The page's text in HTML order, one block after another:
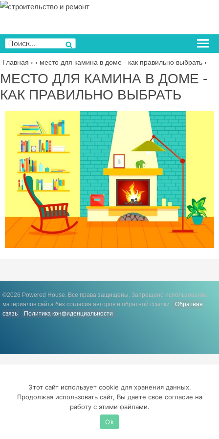
Перейти
содержимому
Искать:
Поиск
Главная › › место для камина в доме - как правильно выбрать ›
МЕСТО ДЛЯ КАМИНА В ДОМЕ -
КАК ПРАВИЛЬНО ВЫБРАТЬ
©2026 Powered House. Все права защищены. Запрещено использование
материалов сайта без согласия авторов и обратной ссылки.
Обратная
связь
Политика конфиденциальности
Этот сайт использует cookie для хранения данных.
Продолжая использовать сайт, Вы даете свое согласие на
работу с этими файлами.
Ok